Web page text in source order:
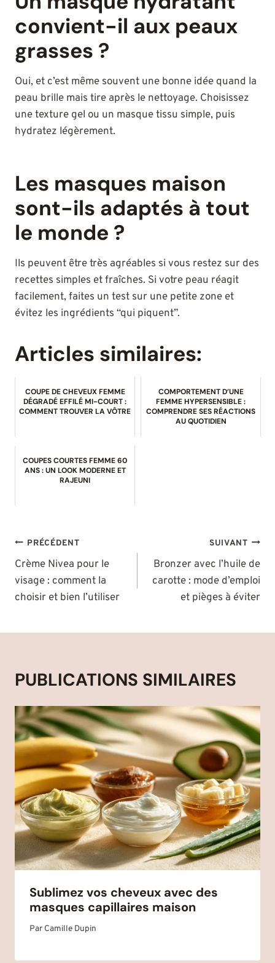
convient-il aux peaux
grasses ?
Oui, et c’est même souvent une bonne idée quand la
peau brille mais tire après le nettoyage. Choisissez
une texture gel ou un masque tissu simple, puis
hydratez légèrement.
Les masques maison
sont-ils adaptés à tout
le monde ?
Ils peuvent être très agréables si vous restez sur des
recettes simples et fraîches. Si votre peau réagit
facilement, faites un test sur une petite zone et
évitez les ingrédients “qui piquent”.
Articles similaires:
COUPE DE CHEVEUX FEMME
DÉGRADÉ EFFILÉ MI-COURT :
COMMENT TROUVER LA VÔTRE
COMPORTEMENT D’UNE
FEMME HYPERSENSIBLE :
COMPRENDRE SES RÉACTIONS
AU QUOTIDIEN
COUPES COURTES FEMME 60
ANS : UN LOOK MODERNE ET
RAJEUNI
NAVIGATION
DE
L’ARTICLE
PRÉCÉDENT
Crème Nivea pour le
visage : comment la
choisir et bien l’utiliser
SUIVANT
Bronzer avec l’huile de
carotte : mode d’emploi
et pièges à éviter
PUBLICATIONS SIMILAIRES
Sublimez vos cheveux avec des
masques capillaires maison
Par Camille Dupin